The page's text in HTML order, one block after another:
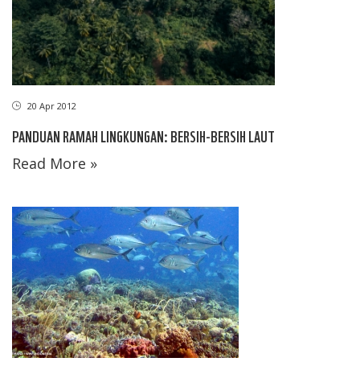
20 Apr 2012
PANDUAN RAMAH LINGKUNGAN: BERSIH-BERSIH LAUT
Read More »